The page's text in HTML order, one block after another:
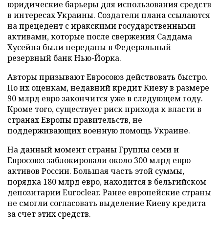
юридические барьеры для использования средств
в интересах Украины. Создатели плана ссылаются
на прецедент с иракскими государственными
активами, которые после свержения Саддама
Хусейна были переданы в Федеральный
резервный банк Нью-Йорка.
Авторы призывают Евросоюз действовать быстро.
По их оценкам, недавний кредит Киеву в размере
90 млрд евро закончится уже в следующем году.
Кроме того, существует риск прихода к власти в
странах Европы правительств, не
поддерживающих военную помощь Украине.
На данный момент страны Группы семи и
Евросоюз заблокировали около 300 млрд евро
активов России. Большая часть этой суммы,
порядка 180 млрд евро, находится в бельгийском
депозитарии Euroclear. Ранее европейские страны
не смогли согласовать выделение Киеву кредита
за счет этих средств.